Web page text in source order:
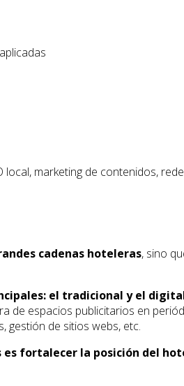
marketing de contenidos,
cadenas hoteleras, sino
el tradicional y el
de espacios publicitarios en
gestión de sitios webs, etc.
fortalecer la posición del